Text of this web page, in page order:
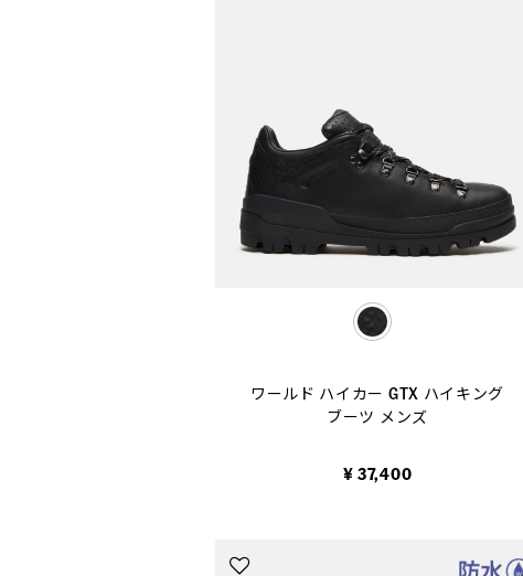
selected
ワールド ハイカー GTX ハイキング
ブーツ メンズ
¥ 37,400